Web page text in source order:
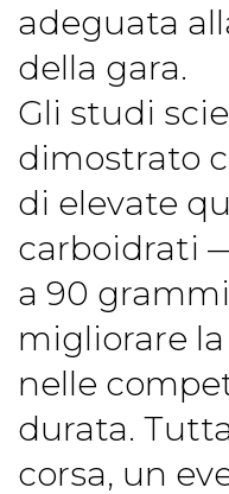
adeguata
della gara.
Gli studi
dimostrato
di elevate
carboidrati
a 90
migliorare
nelle
durata.
corsa, un